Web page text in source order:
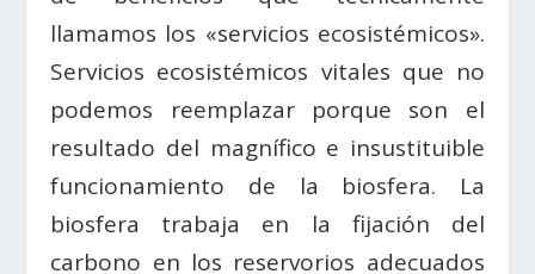
llamamos los «servicios ecosistémicos».
Servicios ecosistémicos vitales que no
podemos reemplazar porque son el
resultado del magnífico e insustituible
funcionamiento de la biosfera. La
biosfera trabaja en la fijación del
carbono en los reservorios adecuados